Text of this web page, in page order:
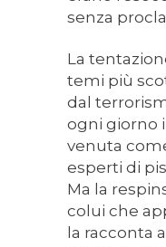
senza
La
temi più
dal
ogni giorno
venuta
esperti di
Ma la
colui che
la racconta